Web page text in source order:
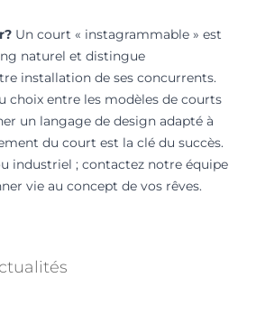
Un court « instagrammable » est
naturel et distingue
installation de ses concurrents.
choix entre les modèles de courts
un langage de design adapté à
du court est la clé du succès.
industriel ; contactez notre équipe
vie au concept de vos rêves.